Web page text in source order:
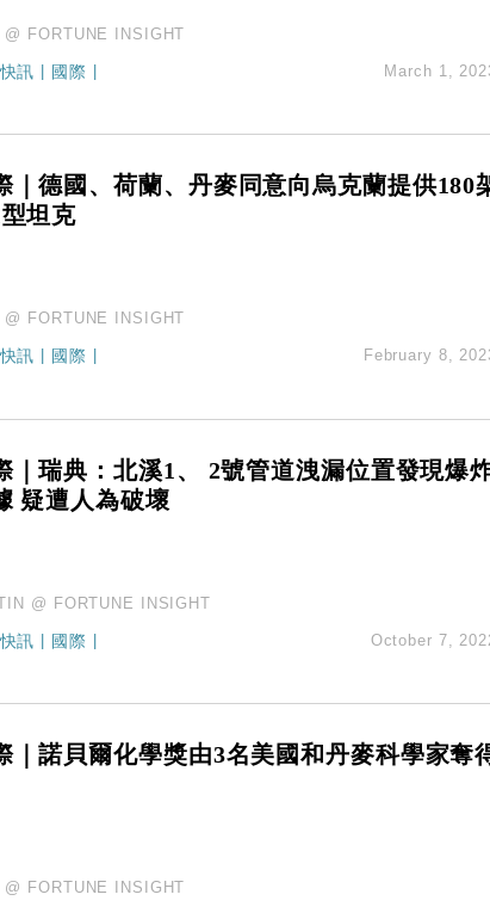
@ FORTUNE INSIGHT
訊 國際 March 1,
｜德國、荷蘭、丹麥同意向烏克蘭提供180
坦克
@ FORTUNE INSIGHT
訊 國際 February 8,
｜瑞典：北溪1、 2號管道洩漏位置發現爆
疑遭人為破壞
@ FORTUNE INSIGHT
訊 | 國際 | October 7,
｜諾貝爾化學獎由3名美國和丹麥科學家奪
@ FORTUNE INSIGHT